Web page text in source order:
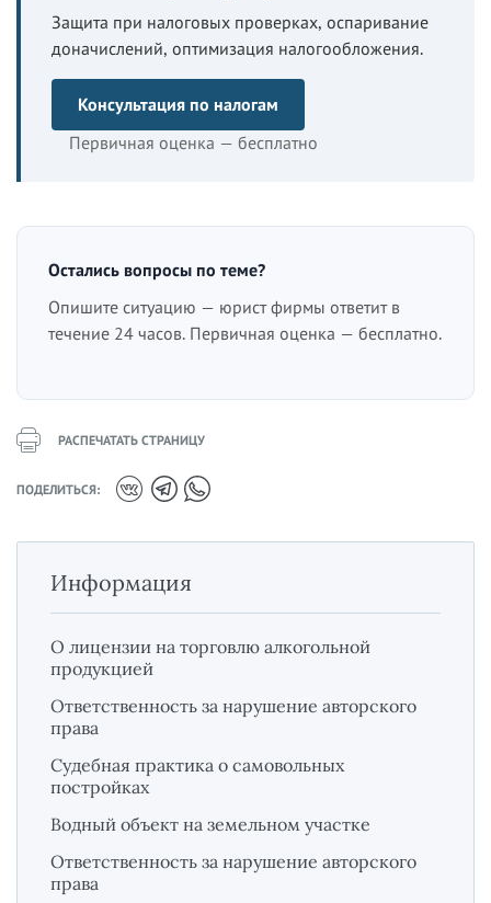
Защита при налоговых проверках, оспаривание
доначислений, оптимизация налогообложения.
Консультация по налогам
Первичная оценка — бесплатно
Остались вопросы по теме?
Опишите ситуацию — юрист фирмы ответит в
течение 24 часов. Первичная оценка — бесплатно.
РАСПЕЧАТАТЬ СТРАНИЦУ
ПОДЕЛИТЬСЯ:
Информация
О лицензии на торговлю алкогольной
продукцией
Ответственность за нарушение авторского
права
Судебная практика о самовольных
постройках
Водный объект на земельном участке
Ответственность за нарушение авторского
права